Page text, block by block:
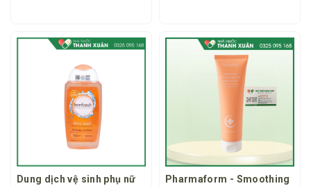
Dung dịch vệ sinh phụ nữ
Pharmaform - Smoothing